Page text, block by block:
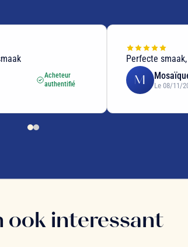
Acheteur
authentifié
Perfecte
M Le 08/11/
ook interessant